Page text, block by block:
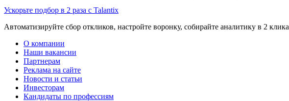
Ускорьте подбор в 2 раза с Talantix
Автоматизируйте сбор откликов, настройте воронку, собирайте аналитику в 2 клика
О компании
Наши вакансии
Партнерам
Реклама на сайте
Новости и статьи
Инвесторам
Кандидаты по профессиям